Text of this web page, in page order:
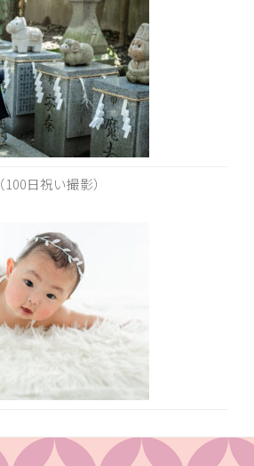
（100日祝い撮影）